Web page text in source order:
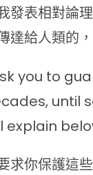
發表相對論
達給人類的
you to
until
explain
求你保護這